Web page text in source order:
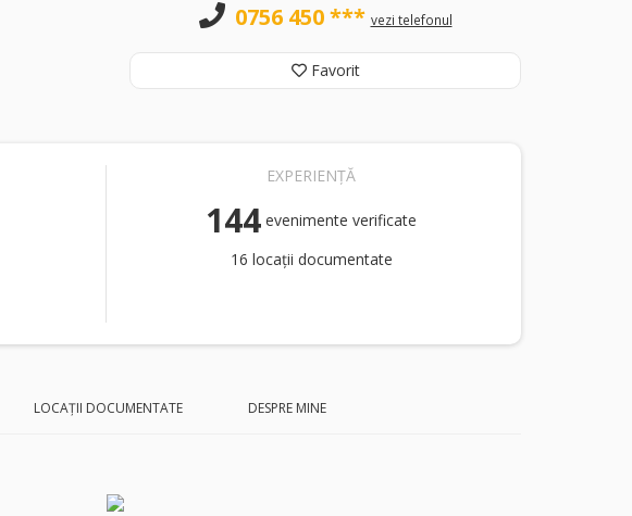
0756 450 *** vezi telefonul
Favorit
EXPERIENȚĂ
144 evenimente verificate
16 locații documentate
LOCAȚII DOCUMENTATE DESPRE MINE